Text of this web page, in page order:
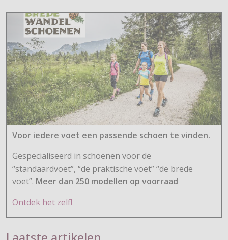
Voor iedere voet een passende schoen te vinden.
Gespecialiseerd in schoenen voor de
“standaardvoet”, “de praktische voet” “de brede
voet”. Meer dan 250 modellen op voorraad
Ontdek het zelf!